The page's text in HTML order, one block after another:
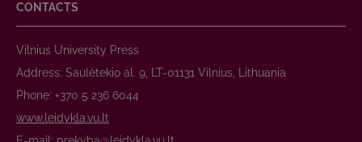
CONTACTS
Vilnius University Press
Address: Saulėtekio al. 9, LT-01131 Vilnius, Lithuania
Phone: +370 5 236 6044
www.leidykla.vu.lt